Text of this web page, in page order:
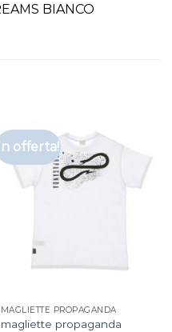
BIANCO
In offerta!
MAGLIETTE PROPAGANDA
magliette propaganda